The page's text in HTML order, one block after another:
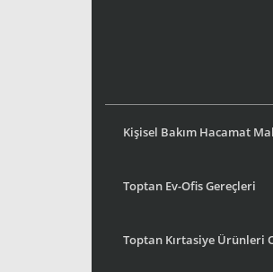
Kişisel Bakım Hacamat
Toptan Ev-Ofis Gereçleri
Toptan Kırtasiye Ürünleri